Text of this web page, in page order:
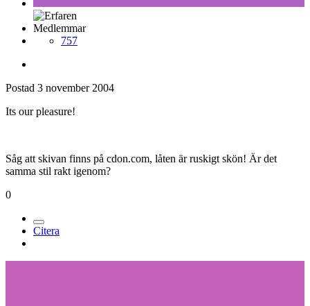
Medlemmar
757
Postad 3 november 2004
Its our pleasure!
Såg att skivan finns på cdon.com, låten är ruskigt skön! Är det
samma stil rakt igenom?
0
Citera